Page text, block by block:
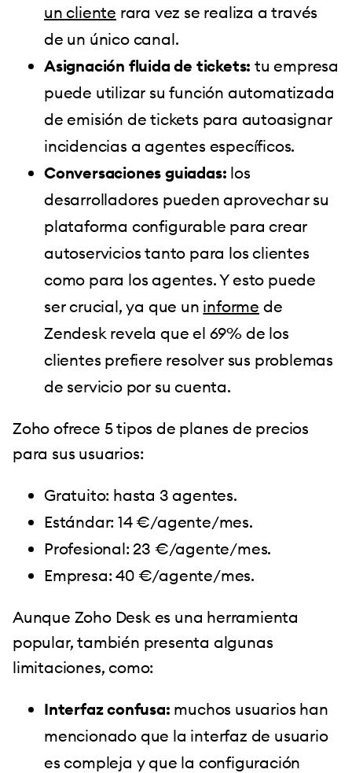
un cliente rara vez se realiza a través
de un único canal.
Asignación fluida de tickets: tu empresa
puede utilizar su función automatizada
de emisión de tickets para autoasignar
incidencias a agentes específicos.
Conversaciones guiadas: los
desarrolladores pueden aprovechar su
plataforma configurable para crear
autoservicios tanto para los clientes
como para los agentes. Y esto puede
ser crucial, ya que un informe de
Zendesk revela que el 69% de los
clientes prefiere resolver sus problemas
de servicio por su cuenta.
Zoho ofrece 5 tipos de planes de precios
para sus usuarios:
Gratuito: hasta 3 agentes.
Estándar: 14 €/agente/mes.
Profesional: 23 €/agente/mes.
Empresa: 40 €/agente/mes.
Aunque Zoho Desk es una herramienta
popular, también presenta algunas
limitaciones, como:
Interfaz confusa: muchos usuarios han
mencionado que la interfaz de usuario
es compleja y que la configuración